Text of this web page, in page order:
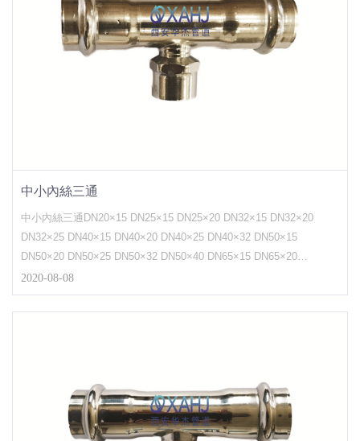
中小內絲三通
中小內絲三通DN20×15 DN25×15 DN25×20 DN32×15 DN32×20
DN32×25 DN40×15 DN40×20 DN40×25 DN40×32 DN50×15
DN50×20 DN50×25 DN50×32 DN50×40 DN65×15 DN65×20
DN65×25 DN65×32 DN65×40 DN65×50 DN80×15...
2020-08-08